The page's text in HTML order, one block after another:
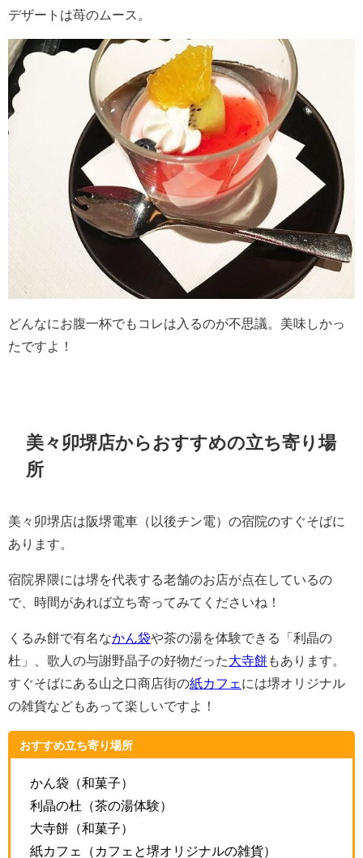
デザートは苺のムース。
どんなにお腹一杯でもコレは入るのが不思議。美味しかっ
たですよ！
美々卯堺店からおすすめの立ち寄り場
所
美々卯堺店は阪堺電車（以後チン電）の宿院のすぐそばに
あります。
宿院界隈には堺を代表する老舗のお店が点在しているの
で、時間があれば立ち寄ってみてくださいね！
くるみ餅で有名なかん袋や茶の湯を体験できる「利晶の
杜」、歌人の与謝野晶子の好物だった大寺餅もあります。
すぐそばにある山之口商店街の紙カフェ には堺オリジナル
の雑貨などもあって楽しいですよ！
おすすめ立ち寄り場所
かん袋（和菓子）
利晶の杜（茶の湯体験）
大寺餅（和菓子）
紙カフェ（カフェと堺オリジナルの雑貨）